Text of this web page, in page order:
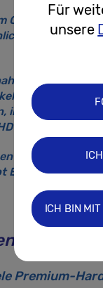
Galaxy S10
Auges
mit
in denen die
Qualität, die
Empfehlungen
Premium-
Für
unsere
ICH BIN MIT